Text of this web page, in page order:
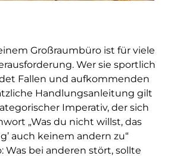
Großraumbüro ist für viele
Wer sie sportlich
Fallen und aufkommenden
Handlungsanleitung gilt
Imperativ, der sich
„Was du nicht willst, das
auch keinem andern zu“
Was bei anderen stört, sollte